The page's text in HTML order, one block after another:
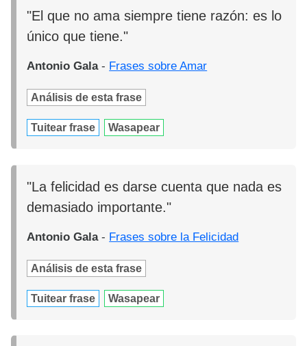
"El que no ama siempre tiene razón: es lo
único que tiene."
Antonio Gala- Frases sobre Amar
Análisis de esta frase
Tuitear frase Wasapear
"La felicidad es darse cuenta que nada es
demasiado importante."
Antonio Gala- Frases sobre la Felicidad
Análisis de esta frase
Tuitear frase Wasapear